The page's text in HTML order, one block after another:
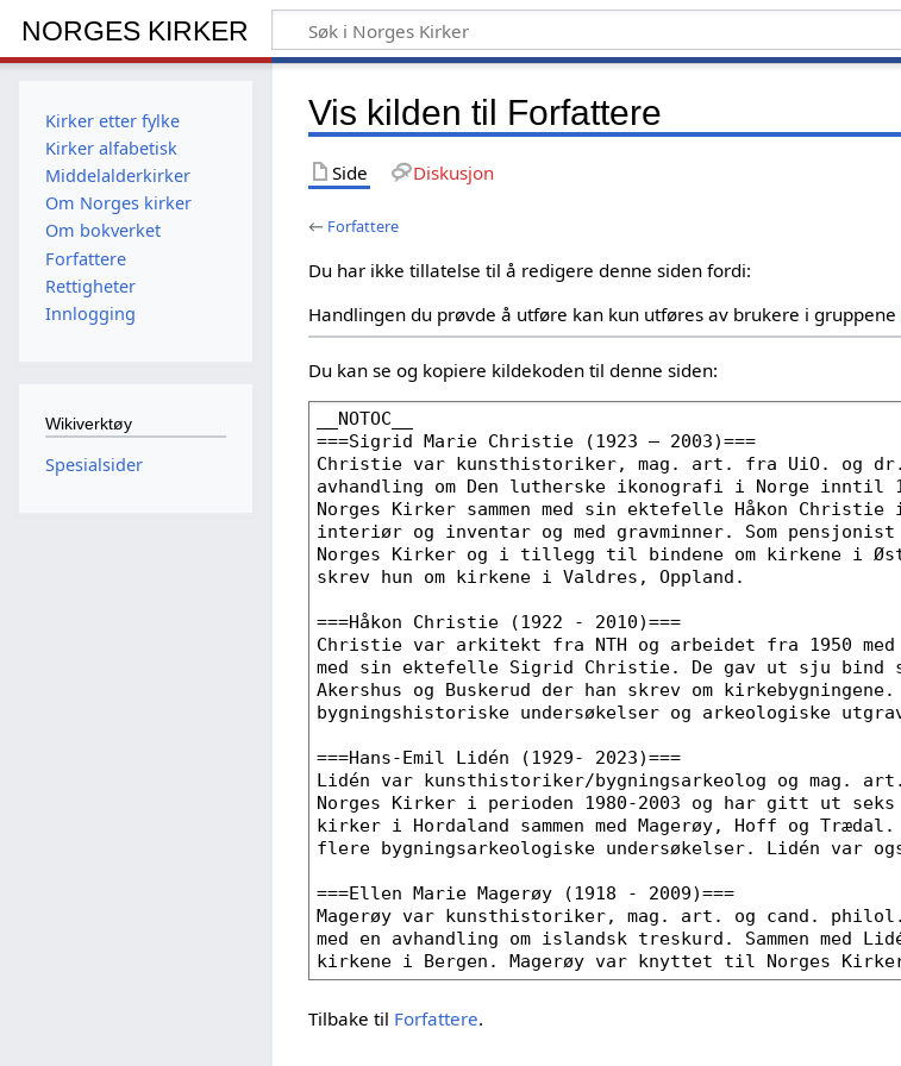
NORGES KIRKER
Vis kilden til Forfattere
Side Diskusjon
← Forfattere
Du har ikke tillatelse til å redigere denne siden fordi:
Handlingen du prøvde å utføre kan kun utføres av brukere i gruppene
Du kan se og kopiere kildekoden til denne siden:
Tilbake til Forfattere.
Kirker etter fylke
Kirker alfabetisk
Middelalderkirker
Om Norges kirker
Om bokverket
Forfattere
Rettigheter
Innlogging
Wikiverktøy
Spesialsider